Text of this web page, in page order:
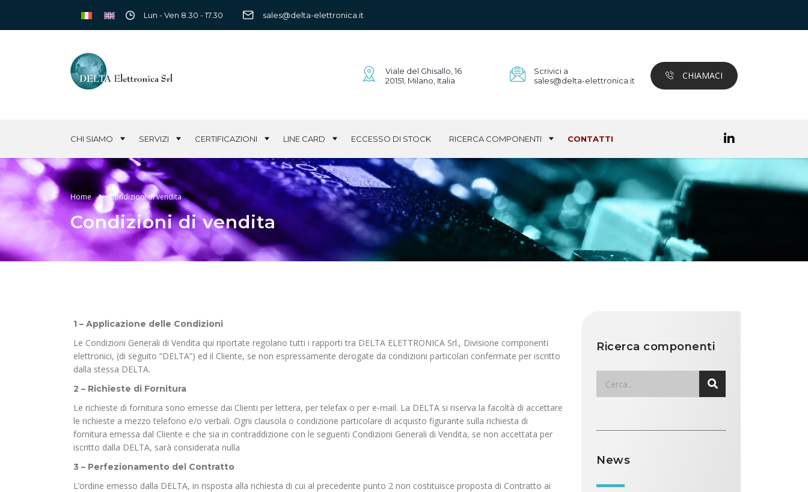
Lun - Ven 8.30 - 17.30 sales@delta-elettronica.it
Viale del Ghisallo, 16
20151, Milano, Italia
Scrivici a
sales@delta-elettronica.it
CHIAMACI
CHI SIAMO SERVIZI CERTIFICAZIONI LINE CARD ECCESSO DI STOCK RICERCA COMPONENTI CONTATTI
Home Condizioni di vendita
Condizioni di vendita
1 – Applicazione delle Condizioni
Le Condizioni Generali di Vendita qui riportate regolano tutti i rapporti tra DELTA ELETTRONICA Srl., Divisione componenti
elettronici, (di seguito “DELTA”) ed il Cliente, se non espressamente derogate da condizioni particolari confermate per iscritto
dalla stessa DELTA.
2 – Richieste di Fornitura
Le richieste di fornitura sono emesse dai Clienti per lettera, per telefax o per e-mail. La DELTA si riserva la facoltà di accettare
le richieste a mezzo telefono e/o verbali. Ogni clausola o condizione particolare di acquisto figurante sulla richiesta di
fornitura emessa dal Cliente e che sia in contraddizione con le seguenti Condizioni Generali di Vendita, se non accettata per
iscritto dalla DELTA, sarà considerata nulla
3 – Perfezionamento del Contratto
L’ordine emesso dalla DELTA, in risposta alla richiesta di cui al precedente punto 2 non costituisce proposta di Contratto ai
Ricerca componenti
News